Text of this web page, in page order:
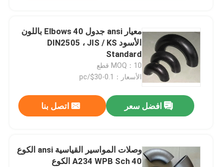
المنتجات
حول بنا
جولة في المعمل
اتصل بنا
معيار ansi جدول 40 Elbows باللون
الأسود DIN2505 ، JIS / KS
Standard
MOQ：10 قطع
الأسعار：0.1-30$/pc
افضل سعر اتصل بنا
وصلات المواسير القياسية ansi الكوع
A234 WPB Sch 40 الكوع